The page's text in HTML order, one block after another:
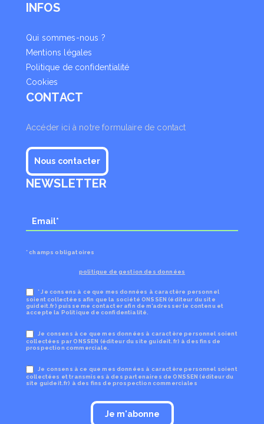
INFOS
Qui sommes-nous ?
Mentions légales
Politique de confidentialité
Cookies
CONTACT
Accéder ici à notre formulaire de contact
Nous contacter
NEWSLETTER
* champs obligatoires
politique de gestion des données
* Je consens à ce que mes données à caractère personnel
soient collectées afin que la société ONSSEN (éditeur du site
guideit.fr) puisse me contacter afin de m’adresser le contenu et
accepte la Politique de confidentialité.
Je consens à ce que mes données à caractère personnel soient
collectées par ONSSEN (éditeur du site guideit.fr) à des fins de
prospection commerciale.
Je consens à ce que mes données à caractère personnel soient
collectées et transmises à des partenaires de ONSSEN (éditeur du
site guideit.fr) à des fins de prospection commerciales